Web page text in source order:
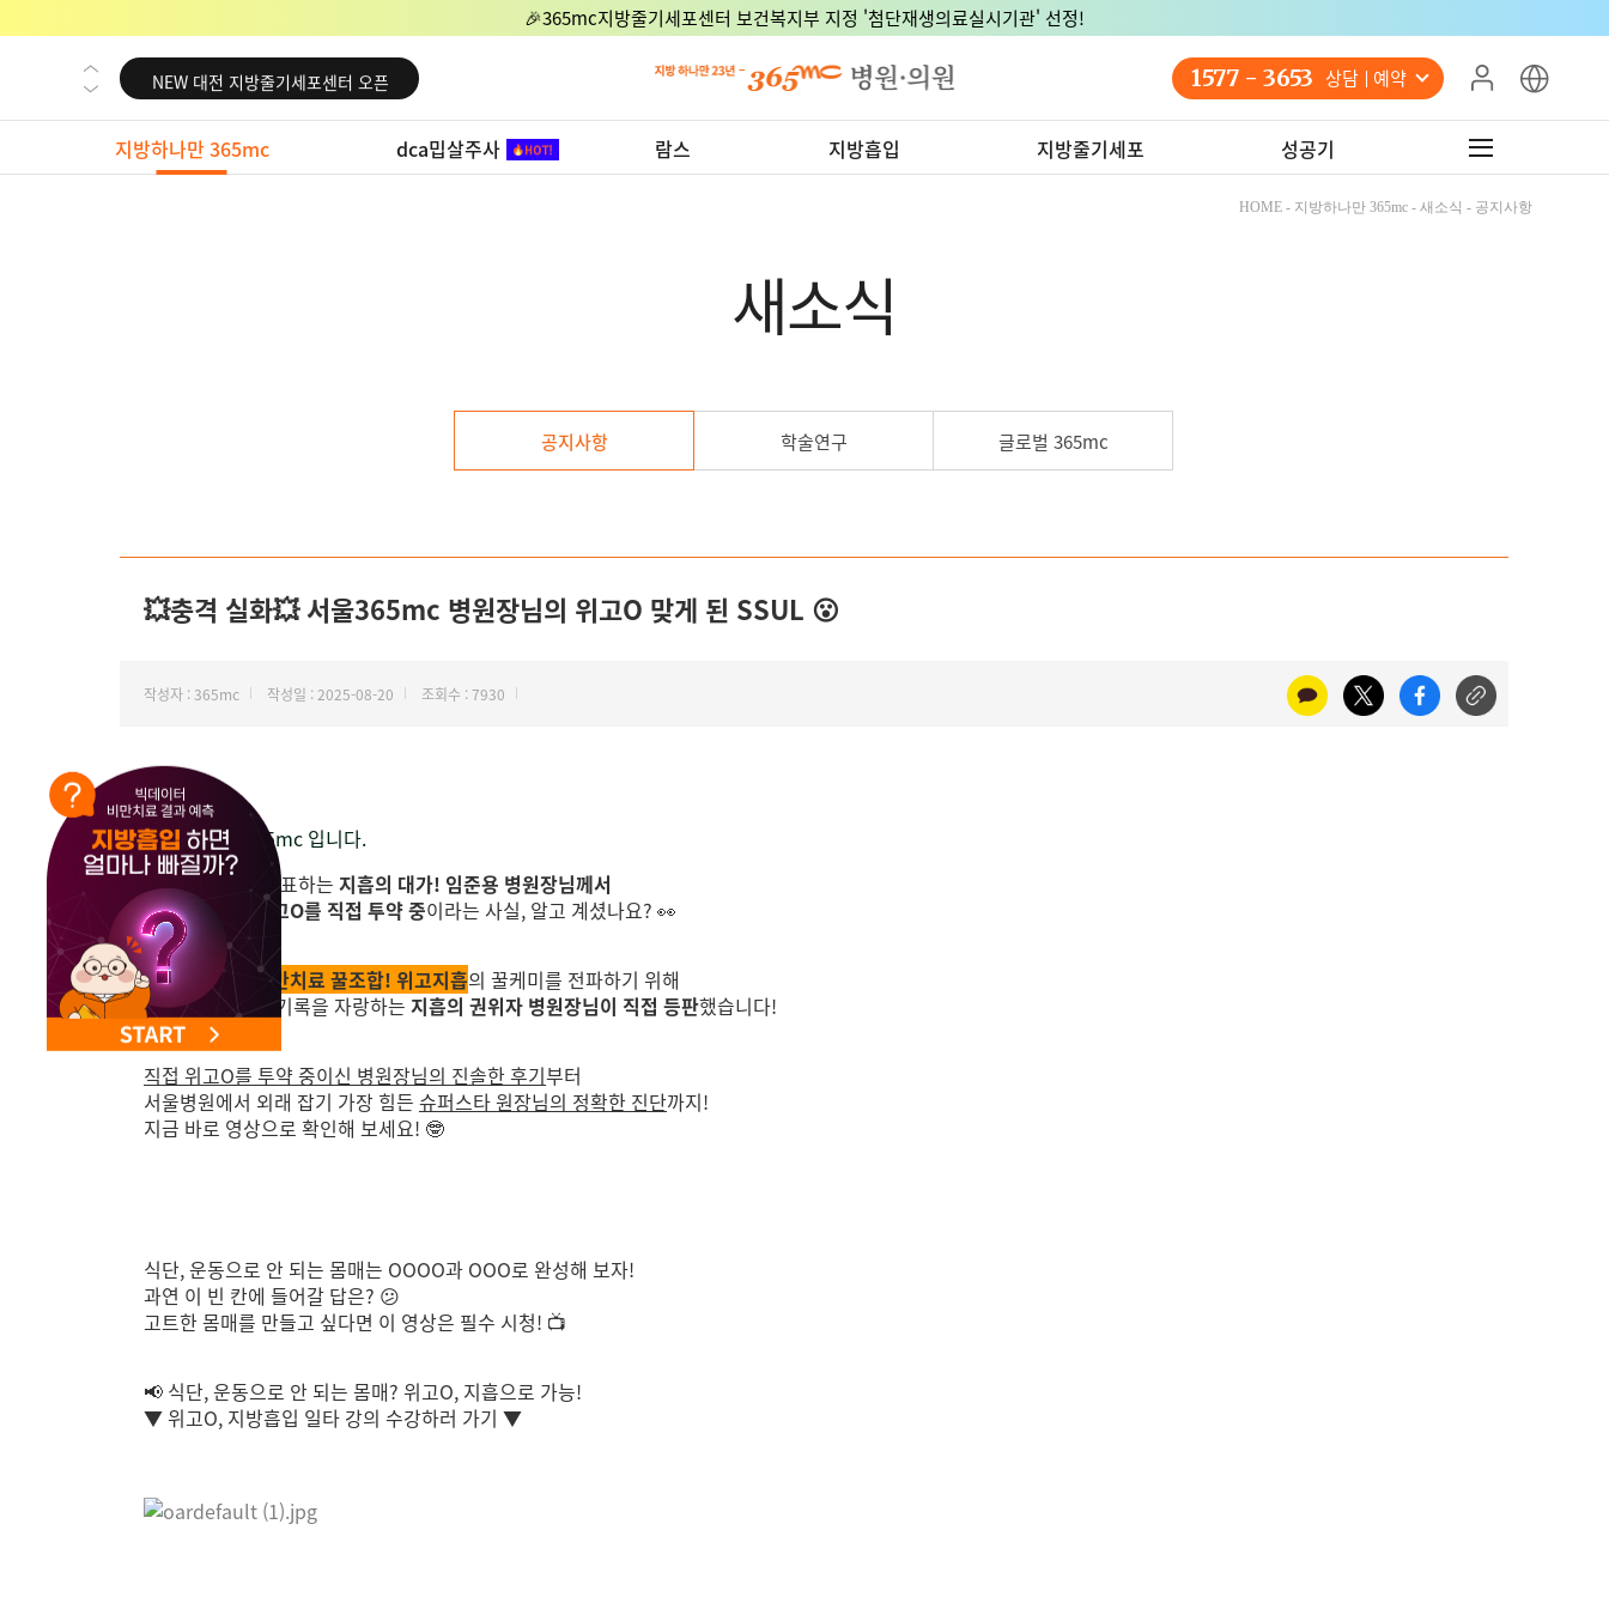
🎉365mc지방줄기세포센터 보건복지부 지정 '첨단재생의료실시기관' 선정!
NEW 교대 지방줄기세포센터 오픈
NEW 대전 지방줄기세포센터 오픈
NEW 노원 지방줄기세포센터 오픈
NEW 미국 LA점 오픈
1577 - 3653 상담 예약
지방하나만 365mc dca밉살주사 람스 지방흡입 지방줄기세포 성공기
HOME - 지방하나만 365mc - 새소식 - 공지사항
새소식
공지사항 학술연구 글로벌 365mc
💥충격 실화💥 서울365mc 병원장님의 위고O 맞게 된 SSUL 😮
작성자 : 365mc 작성일 : 2025-08-20 조회수 : 7930
안녕하세요,
지방 하나만 365mc 입니다.
서울365mc를 대표하는 지흡의 대가! 임준용 병원장님께서
무려 3개월째 위고O를 직접 투약 중이라는 사실, 알고 계셨나요? 👀
8월에 런칭된 비만치료 꿀조합! 위고지흡의 꿀케미를 전파하기 위해
약 17,000MC의 기록을 자랑하는 지흡의 권위자 병원장님이 직접 등판했습니다!
직접 위고O를 투약 중이신 병원장님의 진솔한 후기부터
서울병원에서 외래 잡기 가장 힘든 슈퍼스타 원장님의 정확한 진단까지!
지금 바로 영상으로 확인해 보세요! 🤓
식단, 운동으로 안 되는 몸매는 OOOO과 OOO로 완성해 보자!
과연 이 빈 칸에 들어갈 답은? 😕
고트한 몸매를 만들고 싶다면 이 영상은 필수 시청! 📺
📢 식단, 운동으로 안 되는 몸매? 위고O, 지흡으로 가능!
▼ 위고O, 지방흡입 일타 강의 수강하러 가기 ▼